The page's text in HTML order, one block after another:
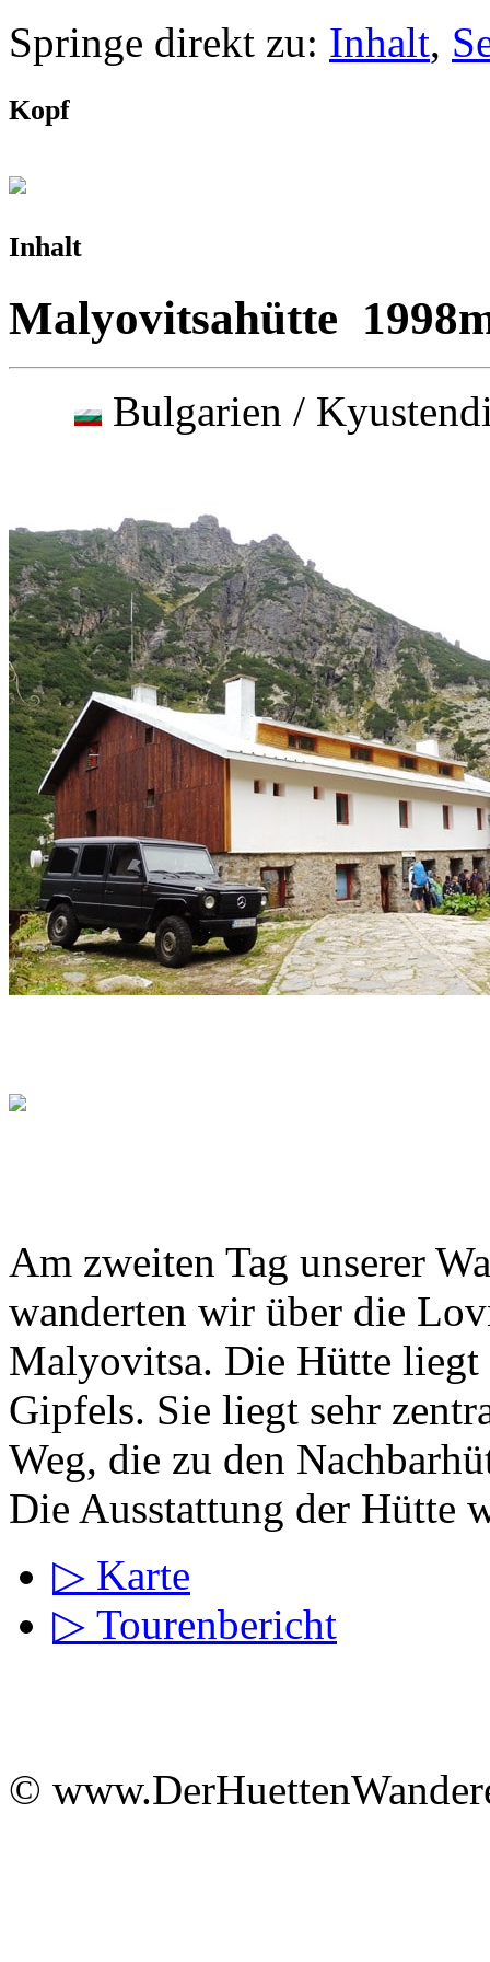
Springe direkt zu: Inhalt,
Kopf
Inhalt
Malyovitsahütte
Bulgarien /
Am zweiten Tag unserer
wanderten wir über die
Malyovitsa. Die Hütte liegt
Gipfels. Sie liegt sehr
Weg, die zu den
Die Ausstattung der Hütte
▷ Karte
▷ Tourenbericht
©